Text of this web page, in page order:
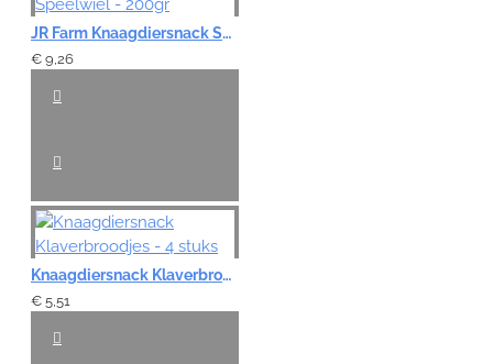
JR Farm Knaagdiersnack Speelwiel - 200gr
€ 9,26
Knaagdiersnack Klaverbroodjes - 4 stuks
€ 5,51